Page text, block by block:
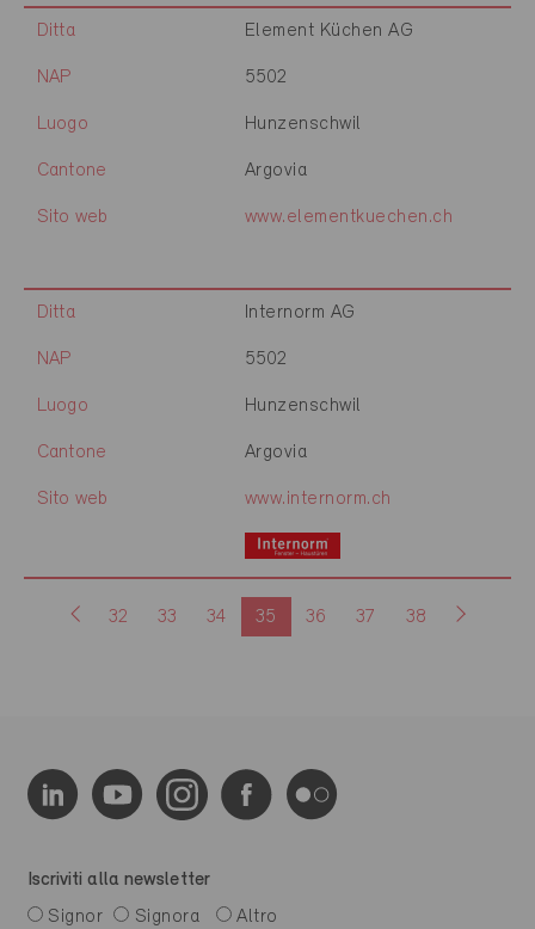
Ditta Element Küchen AG
NAP 5502
Luogo Hunzenschwil
Cantone Argovia
Sito web www.elementkuechen.ch
Ditta Internorm AG
NAP 5502
Luogo Hunzenschwil
Cantone Argovia
Sito web www.internorm.ch
32 33 34 35 36 37 38
Iscriviti alla newsletter
Signor
Signora Altro